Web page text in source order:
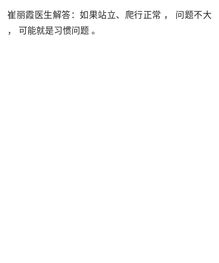
崔丽霞医生解答：如果站立、爬行正常 ， 问题不大
， 可能就是习惯问题 。